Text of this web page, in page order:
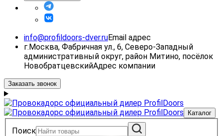
info@profildoors-dver.ruEmail адрес
г.Москва, Фабричная ул., 6, Северо-Западный
административный округ, район Митино, посёлок
НовобратцевскийАдрес компании
Заказать звонок
Каталог
Поиск